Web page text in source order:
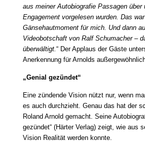
aus meiner Autobiografie Passagen über
Engagement vorgelesen wurden. Das
Gänsehautmoment für mich. Und dann
Videobotschaft von Ralf Schumacher –
überwältigt. “ Der Applaus der Gäste
Anerkennung für Arnolds
„Genial gezündet“
Eine zündende Vision nützt nur, wenn
es auch durchzieht. Genau das hat der
Roland Arnold gemacht. Seine
gezündet“ (Härter Verlag) zeigt, wie aus
Vision Realität werden konnte.